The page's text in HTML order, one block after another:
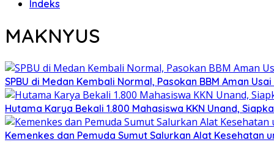
Indeks
MAKNYUS
SPBU di Medan Kembali Normal, Pasokan BBM Aman
Hutama Karya Bekali 1.800 Mahasiswa KKN Unand,
Kemenkes dan Pemuda Sumut Salurkan Alat Kesehatan